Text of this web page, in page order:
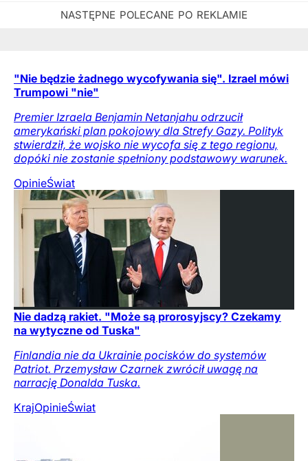
"Nie będzie żadnego wycofywania się". Izrael mówi
Trumpowi "nie"
Premier Izraela Benjamin Netanjahu odrzucił
amerykański plan pokojowy dla Strefy Gazy. Polityk
stwierdził, że wojsko nie wycofa się z tego regionu,
dopóki nie zostanie spełniony podstawowy warunek.
OpinieŚwiat
Nie dadzą rakiet. "Może są prorosyjscy? Czekamy
na wytyczne od Tuska"
Finlandia nie da Ukrainie pocisków do systemów
Patriot. Przemysław Czarnek zwrócił uwagę na
narrację Donalda Tuska.
KrajOpinieŚwiat